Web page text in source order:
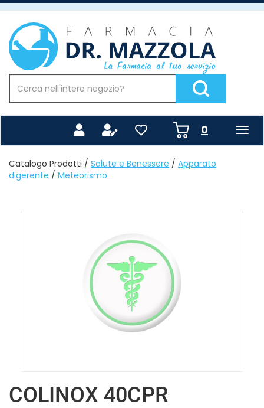
Passa
contenuto
principale
Farmacia
Mazzola
Prodotto
Cerca Prodotto
0prodotti
inseriti
Catalogo Prodotti / Salute e Benessere / Apparato
digerente / Meteorismo
COLINOX 40CPR